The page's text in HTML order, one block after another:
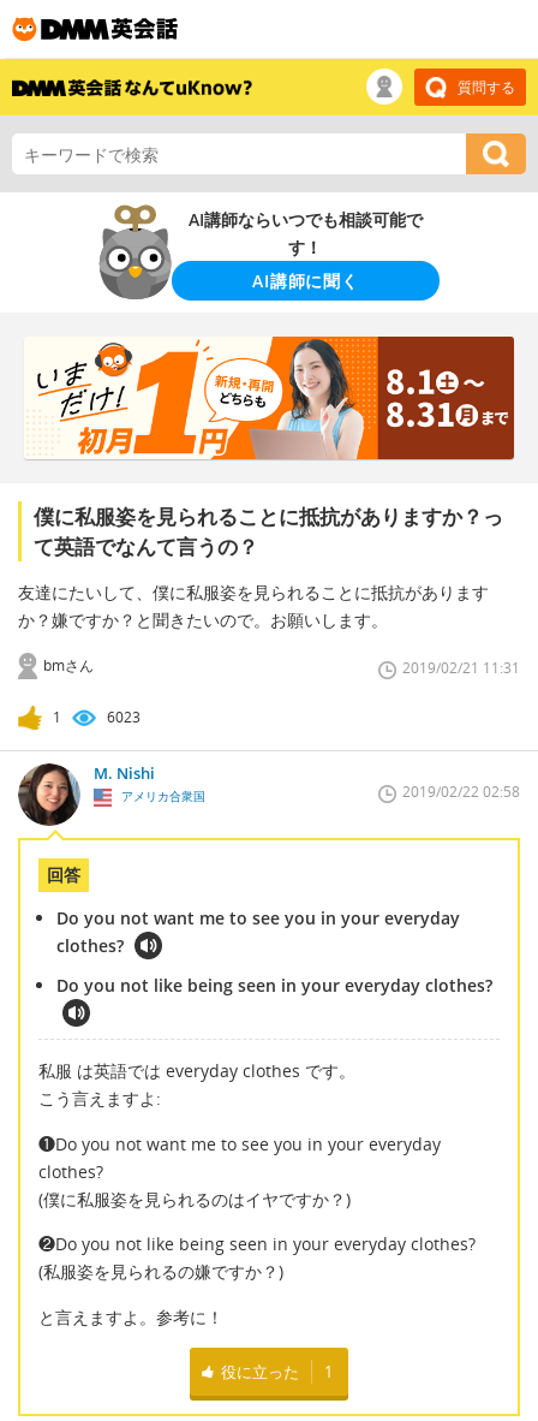
質問する
AI講師ならいつでも相談可能で
す！
AI講師に聞く
僕に私服姿を見られることに抵抗がありますか？っ
て英語でなんて言うの？
友達にたいして、僕に私服姿を見られることに抵抗があります
か？嫌ですか？と聞きたいので。お願いします。
bmさん 2019/02/21 11:31
1 6023
M. Nishi
アメリカ合衆国 2019/02/22 02:58
回答
Do you not want me to see you in your everyday
clothes?
Do you not like being seen in your everyday clothes?
私服 は英語では everyday clothes です。
こう言えますよ:
❶Do you not want me to see you in your everyday
clothes?
(僕に私服姿を見られるのはイヤですか？)
❷Do you not like being seen in your everyday clothes?
(私服姿を見られるの嫌ですか？)
と言えますよ。参考に！
役に立った 1